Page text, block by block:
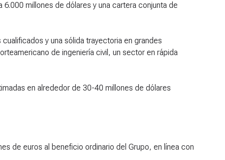
millones de dólares y una cartera conjunta de
y una sólida trayectoria en grandes
de ingeniería civil, un sector en rápida
en alrededor de 30-40 millones de dólares
de euros al beneficio ordinario del Grupo, en línea con